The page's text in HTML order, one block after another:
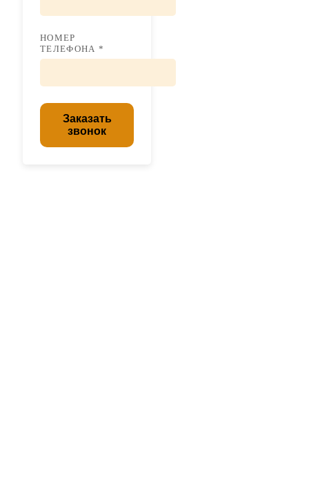
НОМЕР
ТЕЛЕФОНА *
Заказать
звонок